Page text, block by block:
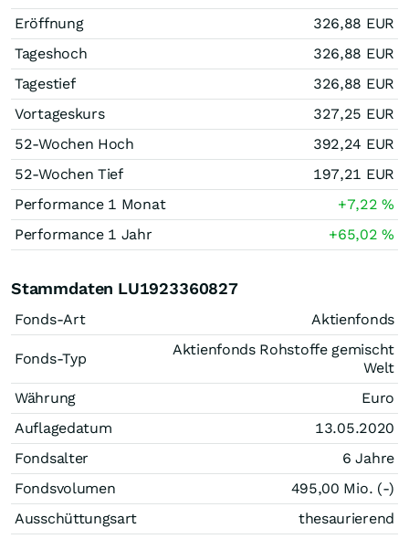
Eröffnung
326,88 EUR
Tageshoch
326,88 EUR
Tagestief
326,88 EUR
Vortageskurs
327,25 EUR
52-Wochen Hoch
392,24 EUR
52-Wochen Tief
197,21 EUR
Performance 1 Monat
+7,22%
Performance 1 Jahr
+65,02%
Stammdaten LU1923360827
Fonds-Art Aktienfonds
Fonds-Typ
Aktienfonds Rohstoffe gemischt
Welt
Währung
Euro
Auflagedatum
13.05.2020
Fondsalter
6 Jahre
Fondsvolumen
495,00 Mio. (-)
Ausschüttungsart
thesaurierend